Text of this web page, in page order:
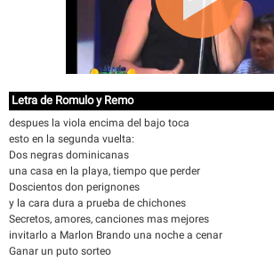
Letra de Romulo y Remo
despues la viola encima del bajo toca
esto en la segunda vuelta:
Dos negras dominicanas
una casa en la playa, tiempo que perder
Doscientos don perignones
y la cara dura a prueba de chichones
Secretos, amores, canciones mas mejores
invitarlo a Marlon Brando una noche a cenar
Ganar un puto sorteo